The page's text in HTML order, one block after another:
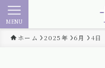
MENU
ホーム 2025年 6月 4日